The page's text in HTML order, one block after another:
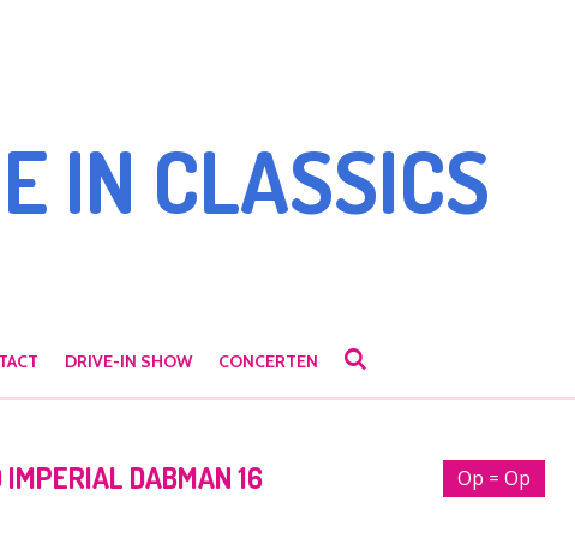
IN CLASSICS
DRIVE-IN SHOW CONCERTEN
DABMAN 16 Op = Op